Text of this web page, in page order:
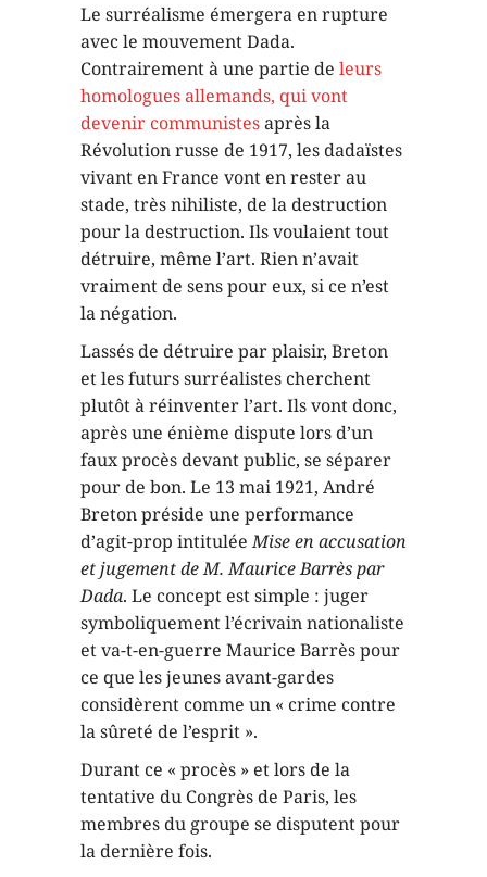
Le surréalisme émergera en rupture
avec le mouvement Dada.
Contrairement à une partie de leurs
homologues allemands, qui vont
devenir communistesaprès la
Révolution russe de 1917, les dadaïstes
vivant en France vont en rester au
stade, très nihiliste, de la destruction
pour la destruction. Ils voulaient tout
détruire, même l’art. Rien n’avait
vraiment de sens pour eux, si ce n’est
la négation.
Lassés de détruire par plaisir, Breton
et les futurs surréalistes cherchent
plutôt à réinventer l’art. Ils vont donc,
après une énième dispute lors d’un
faux procès devant public, se séparer
pour de bon. Le 13 mai 1921, André
Breton préside une performance
d’agit-prop intituléeMise en accusation
et jugement de M. Maurice Barrès par
Dada. Le concept est simple : juger
symboliquement l’écrivain nationaliste
et va-t-en-guerre Maurice Barrès pour
ce que les jeunes avant-gardes
considèrent comme un « crime contre
la sûreté de l’esprit ».
Durant ce « procès » et lors de la
tentative du Congrès de Paris, les
membres du groupe se disputent pour
la dernière fois.